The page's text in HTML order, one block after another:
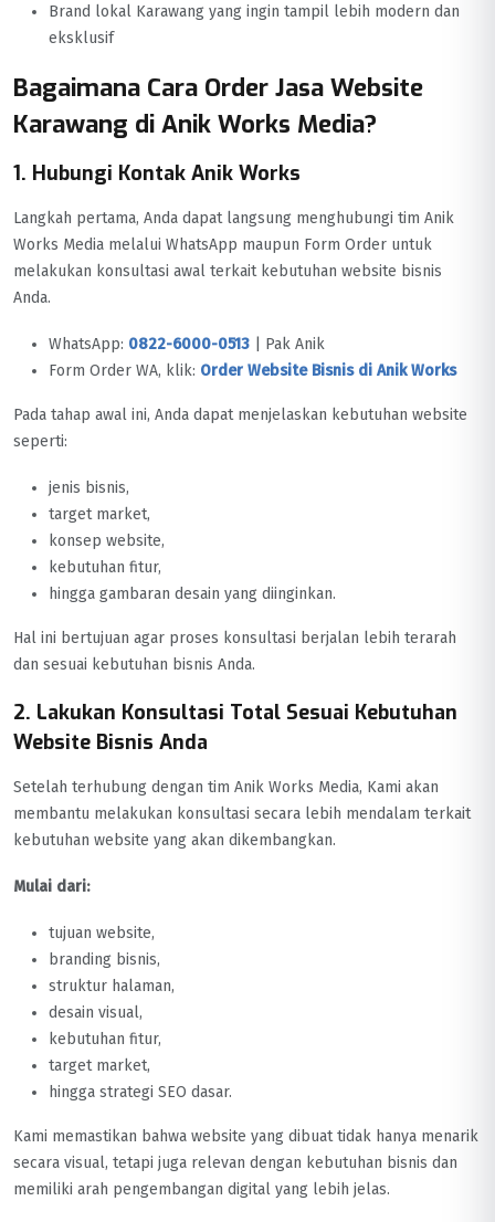
Brand lokal Karawang yang ingin tampil lebih modern dan
eksklusif
Bagaimana Cara Order Jasa Website
Karawang di Anik Works Media?
1. Hubungi Kontak Anik Works
Langkah pertama, Anda dapat langsung menghubungi tim Anik
Works Media melalui WhatsApp maupun Form Order untuk
melakukan konsultasi awal terkait kebutuhan website bisnis
Anda.
WhatsApp: 0822-6000-0513 | Pak Anik
Form Order WA, klik: Order Website Bisnis di Anik Works
Pada tahap awal ini, Anda dapat menjelaskan kebutuhan website
seperti:
jenis bisnis,
target market,
konsep website,
kebutuhan fitur,
hingga gambaran desain yang diinginkan.
Hal ini bertujuan agar proses konsultasi berjalan lebih terarah
dan sesuai kebutuhan bisnis Anda.
2. Lakukan Konsultasi Total Sesuai Kebutuhan
Website Bisnis Anda
Setelah terhubung dengan tim Anik Works Media, Kami akan
membantu melakukan konsultasi secara lebih mendalam terkait
kebutuhan website yang akan dikembangkan.
Mulai dari:
tujuan website,
branding bisnis,
struktur halaman,
desain visual,
kebutuhan fitur,
target market,
hingga strategi SEO dasar.
Kami memastikan bahwa website yang dibuat tidak hanya menarik
secara visual, tetapi juga relevan dengan kebutuhan bisnis dan
memiliki arah pengembangan digital yang lebih jelas.